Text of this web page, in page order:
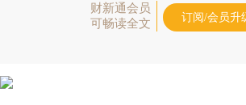
财新通会员
可畅读全文
订阅/会员升